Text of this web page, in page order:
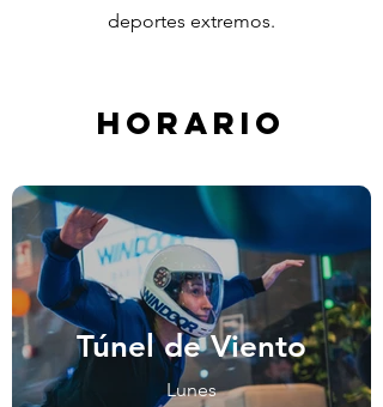
deportes extremos.
Horario
Túnel de Viento
Lunes